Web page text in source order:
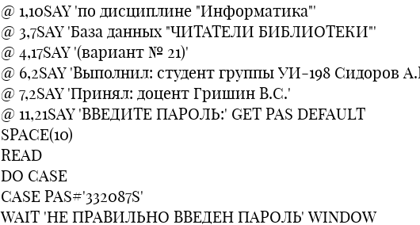
@ 1,10SAY 'по дисциплине "Информатика"'
@ 3,7SAY 'База данных "ЧИТАТЕЛИ БИБЛИОТЕКИ"'
@ 4,17SAY '(вариант № 21)'
@ 6,2SAY 'Выполнил: студент группы УИ-198 Сидоров
@ 7,2SAY 'Принял: доцент Гришин В.С.'
@ 11,21SAY 'ВВЕДИТЕ ПАРОЛЬ:' GET PAS DEFAULT
SPACE(10)
READ
DO CASE
CASE PAS#'332087S'
WAIT 'НЕ ПРАВИЛЬНО ВВЕДЕН ПАРОЛЬ' WINDOW